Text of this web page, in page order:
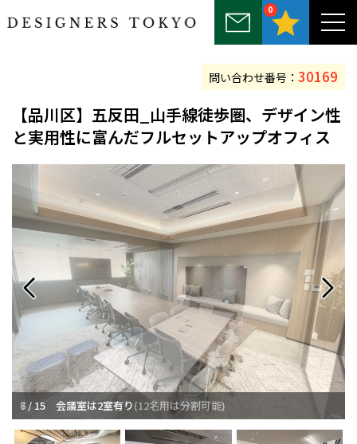
0
～25坪 25坪～50坪 50坪～75坪
75坪～100坪
【品川区】五反田_山手線徒歩圏、デザイン性
と実用性に富んだフルセットアップオフィス
問い合わせ番号： 30169
7 / 15 会議室は2室有り